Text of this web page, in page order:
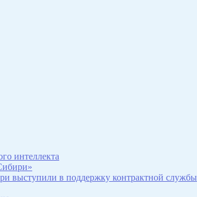
интеллекта
выступили в поддержку контрактной службы